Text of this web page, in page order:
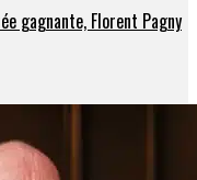
gagnante, Florent Pagny